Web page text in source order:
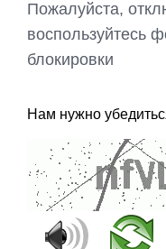
Пожалуйста,
воспользуйтесь
блокировки
Нам нужно